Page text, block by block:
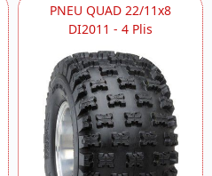
PNEU QUAD 22/11x8
DI2011 - 4 Plis